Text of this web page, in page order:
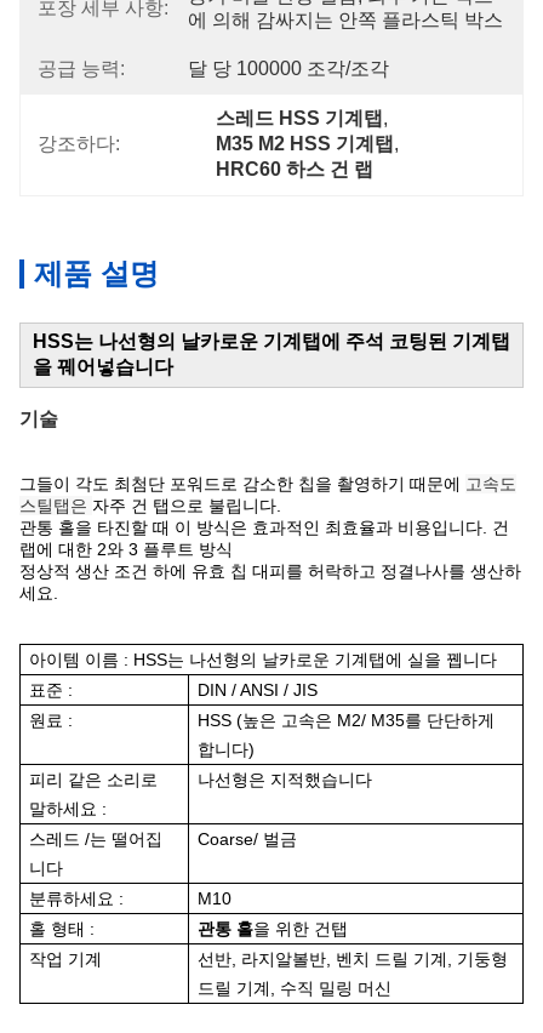
포장 세부 사항:
에 의해 감싸지는 안쪽 플라스틱 박스
공급 능력: 달 당 100000 조각/조각
강조하다:
스레드 HSS 기계탭 ,
M35 M2 HSS 기계탭 ,
HRC60 하스 건 랩
제품 설명
HSS는 나선형의 날카로운 기계탭에 주석 코팅된 기계탭
을 꿰어넣습니다
기술
그들이 각도 최첨단 포워드로 감소한 칩을 촬영하기 때문에 고속도
스틸탭은 자주 건 탭으로 불립니다.
관통 홀을 타진할 때 이 방식은 효과적인 최효율과 비용입니다. 건
랩에 대한 2와 3 플루트 방식
정상적 생산 조건 하에 유효 칩 대피를 허락하고 정결나사를 생산하
세요.
아이템 이름 : HSS는 나선형의 날카로운 기계탭에 실을 뀁니다
표준 :
DIN / ANSI / JIS
원료 :
HSS (높은 고속은 M2/ M35를 단단하게
합니다)
피리 같은 소리로
말하세요 :
나선형은 지적했습니다
스레드 /는 떨어집
니다
Coarse/ 벌금
분류하세요 :
M10
홀 형태 :
관통 홀을 위한 건탭
작업 기계
선반, 라지알볼반, 벤치 드릴 기계, 기둥형
드릴 기계, 수직 밀링 머신